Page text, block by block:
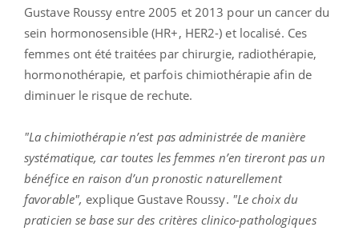
Gustave Roussy entre 2005 et 2013 pour un cancer du
sein hormonosensible (HR+, HER2-) et localisé. Ces
femmes ont été traitées par chirurgie, radiothérapie,
hormonothérapie, et parfois chimiothérapie afin de
diminuer le risque de rechute.
"La chimiothérapie n’est pas administrée de manière
systématique, car toutes les femmes n’en tireront pas un
bénéfice en raison d’un pronostic naturellement
favorable", explique Gustave Roussy. "Le choix du
praticien se base sur des critères clinico-pathologiques